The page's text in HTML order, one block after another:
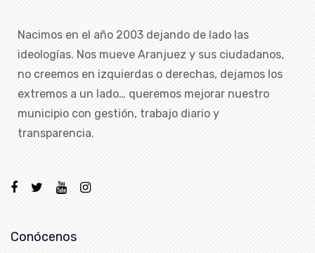
Nacimos en el año 2003 dejando de lado las
ideologías. Nos mueve Aranjuez y sus ciudadanos,
no creemos en izquierdas o derechas, dejamos los
extremos a un lado… queremos mejorar nuestro
municipio con gestión, trabajo diario y
transparencia.
Conócenos